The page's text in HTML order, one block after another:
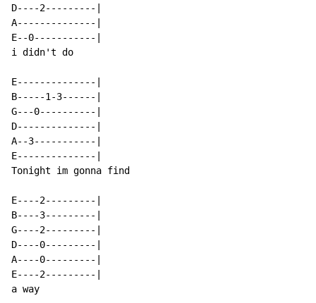
D----2---------|
A--------------|
E--0-----------|
i didn't do
E--------------|
B-----1-3------|
G---0----------|
D--------------|
A--3-----------|
E--------------|
Tonight im gonna find
E----2---------|
B----3---------|
G----2---------|
D----0---------|
A----0---------|
E----2---------|
a way